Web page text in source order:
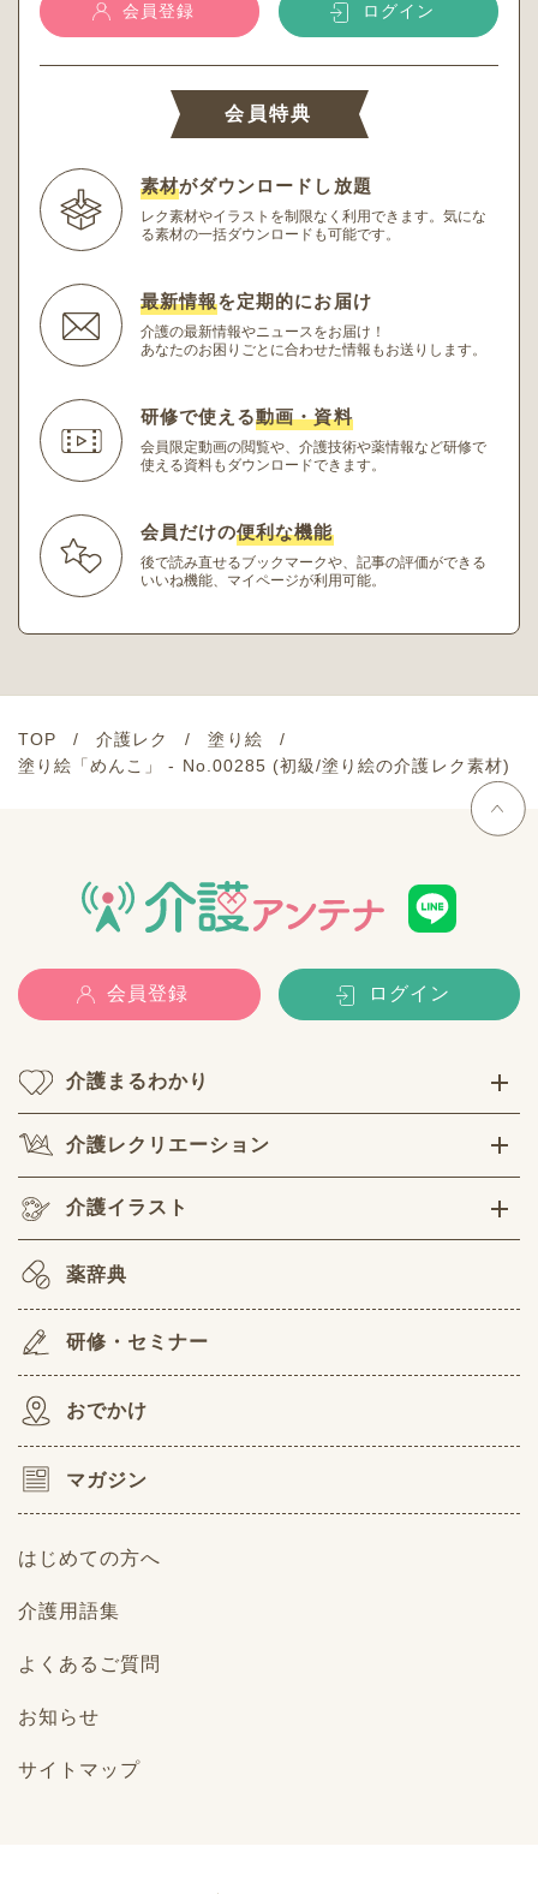
会員登録 ログイン
会員特典
素材がダウンロードし放題
レク素材やイラストを制限なく利用できます。 気にな
る素材の一括ダウンロードも可能です。
最新情報を定期的にお届け
介護の最新情報やニュースをお届け！
あなたのお困りごとに合わせた情報もお送りします。
研修で使える動画・資料
会員限定動画の閲覧や、介護技術や薬情報など研修で
使える資料もダウンロードできます。
会員だけの便利な機能
後で読み直せるブックマークや、記事の評価ができる
いいね機能、マイページが利用可能。
TOP 介護レク
塗り絵
塗り絵「めんこ」 - No.00285 (初級/塗り絵の介護レク素材)
会員登録 ログイン
介護まるわかり
介護レクリエーション
介護イラスト
薬辞典
研修・セミナー
おでかけ
マガジン
はじめての方へ
介護用語集
よくあるご質問
お知らせ
サイトマップ